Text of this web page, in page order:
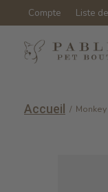
Compte Liste
Accueil /